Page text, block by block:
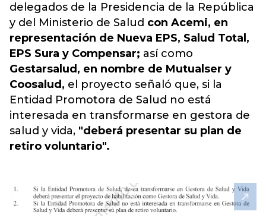
delegados de la Presidencia de la República
y del Ministerio de Salud con Acemi, en
representación de Nueva EPS, Salud Total,
EPS Sura y Compensar; así como
Gestarsalud, en nombre de Mutualser y
Coosalud, el proyecto señaló que, si la
Entidad Promotora de Salud no está
interesada en transformarse en gestora de
salud y vida, "deberá presentar su plan de
retiro voluntario".